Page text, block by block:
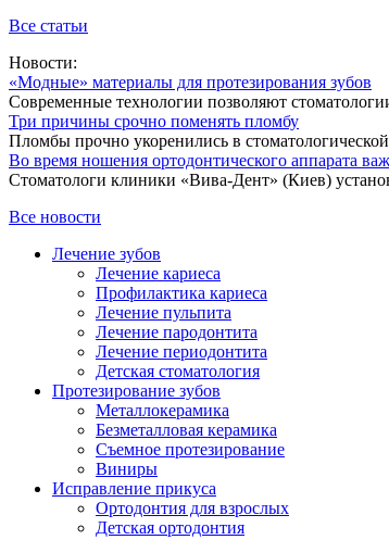
Все статьи
Новости:
«Модные» материалы для протезирования зубов
Современные технологии позволяют
Три причины срочно поменять пломбу
Пломбы прочно укоренились в
Во время ношения ортодонтического аппарата
Стоматологи клиники «Вива-Дент» (Киев)
Все новости
Лечение зубов
Лечение кариеса
Профилактика кариеса
Лечение пульпита
Лечение пародонтита
Лечение периодонтита
Детская стоматология
Протезирование зубов
Металлокерамика
Безметалловая керамика
Съемное протезирование
Виниры
Исправление прикуса
Ортодонтия для взрослых
Детская ортодонтия